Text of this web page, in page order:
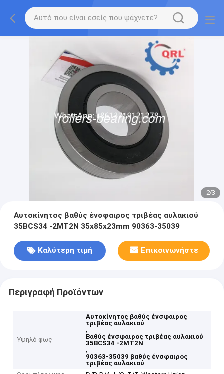
2/3
Αυτοκίνητος βαθύς ένσφαιρος τριβέας αυλακιού
35BCS34 -2MT2N 35x85x23mm 90363-35039
Καλύτερη τιμή Επικοινωνήστε
Περιγραφή Προϊόντων
Υψηλό φως
Αυτοκίνητος βαθύς ένσφαιρος
τριβέας αυλακιού
,
Βαθύς ένσφαιρος τριβέας αυλακιού
35BCS34 -2MT2N
,
90363-35039 βαθύς ένσφαιρος
τριβέας αυλακιού